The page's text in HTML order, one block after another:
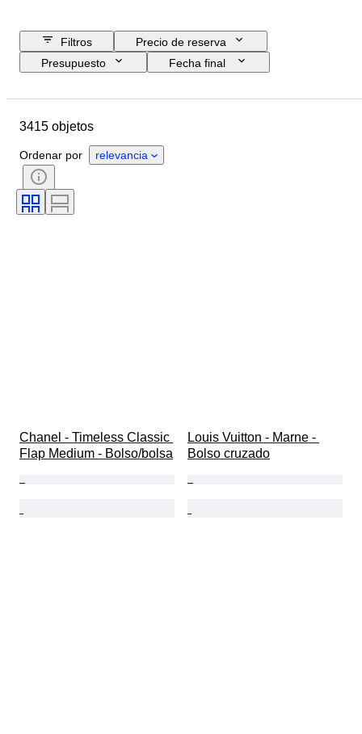
Filtros
Precio de reserva
Presupuesto
Fecha final
País de origen
Estado
Color
Accesorios incluidos
Motivo
Tamaño del artículo
3415 objetos
Ordenar por relevancia
Chanel - Timeless Classic
Flap Medium - Bolso/bolsa
Louis Vuitton - Marne -
Bolso cruzado